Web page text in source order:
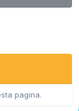
pagina.